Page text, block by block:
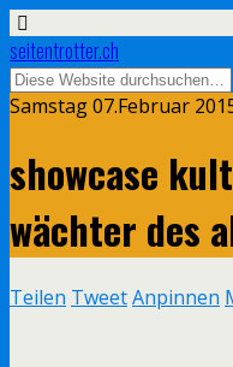
seitentrotter.ch
Samstag 07.Februar
showcase
wächter des
Teilen TweetAnpinnen